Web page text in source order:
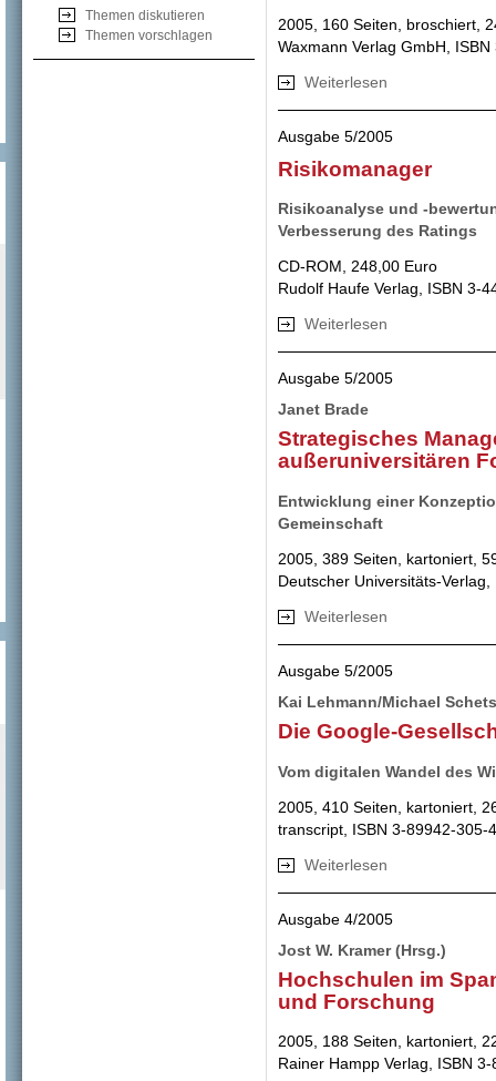
Themen diskutieren
Themen vorschlagen
2005, 160 Seiten, broschiert,
Waxmann Verlag GmbH,
Weiterlesen
Ausgabe 5/2005
Risikomanager
Risikoanalyse und -
Verbesserung des Ratings
CD-ROM, 248,00 Euro
Rudolf Haufe Verlag, ISBN 3-
Weiterlesen
Ausgabe 5/2005
Janet Brade
Strategisches
außeruniversitären
Entwicklung einer
Gemeinschaft
2005, 389 Seiten, kartoniert,
Deutscher Universitäts-
Weiterlesen
Ausgabe 5/2005
Kai Lehmann/Michael
Die Google-
Vom digitalen Wandel des
2005, 410 Seiten, kartoniert,
transcript, ISBN 3-89942-305-4
Weiterlesen
Ausgabe 4/2005
Jost W. Kramer (Hrsg.)
Hochschulen im
und Forschung
2005, 188 Seiten, kartoniert,
Rainer Hampp Verlag, ISBN